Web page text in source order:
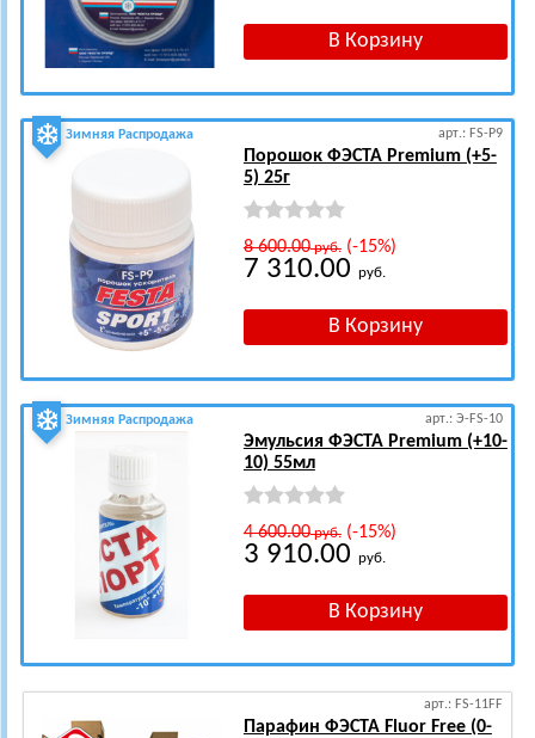
Зимняя Распродажа арт.: FS-P9
Порошок ФЭСТА Premium (+5-
5) 25г
8 600.00руб.(-15%)
7 310.00 руб.
Зимняя Распродажа арт.: Э-FS-10
Эмульсия ФЭСТА Premium (+10-
10) 55мл
4 600.00руб.(-15%)
3 910.00 руб.
арт.: FS-11FF
Парафин ФЭСТА Fluor Free (0-